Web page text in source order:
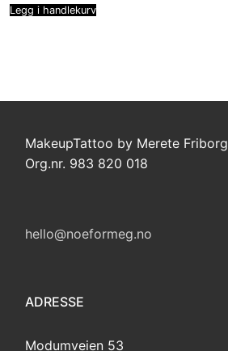
Legg i handlekurv
MakeupTattoo by Merete Friborg
Org.nr. 983 820 018
hello@noeformeg.no
ADRESSE
Modumveien 53